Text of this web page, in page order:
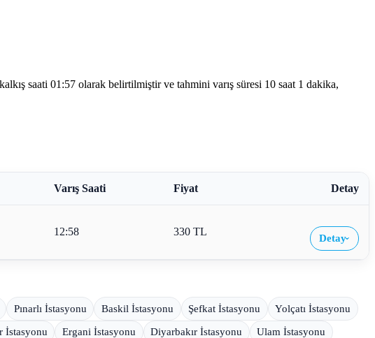
saati 01:57 olarak belirtilmiştir ve tahmini varış süresi 10 saat 1 dakika,
Varış Saati Fiyat Detay
12:58 330 TL
Detay›
Pınarlı İstasyonu Baskil İstasyonu Şefkat İstasyonu Yolçatı İstasyonu
İstasyonu Ergani İstasyonu Diyarbakır İstasyonu Ulam İstasyonu